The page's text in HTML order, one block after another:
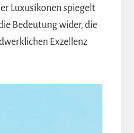
Luxusikonen spiegelt
Bedeutung wider, die
Exzellenz